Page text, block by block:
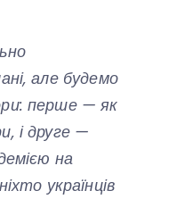
але будемо
перше — як
і друге —
на
українців